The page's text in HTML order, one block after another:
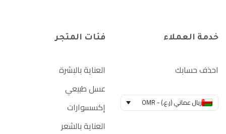
خدمة العملاء
احذف حسابك
ريال عماني (ر.ع.) - OMR
فئات المتجر
العناية بالبشرة
عسل طبيعي
إكسسوارات
العناية بالشعر